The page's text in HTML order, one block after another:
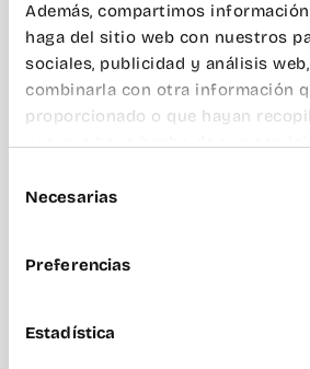
Además, compartimos
haga del sitio web con nuestros
sociales, publicidad y análisis
combinarla con otra información
proporcionado o que hayan
uso que haya hecho de sus
deNecesarias
Preferencias
Estadística
Guía
debes